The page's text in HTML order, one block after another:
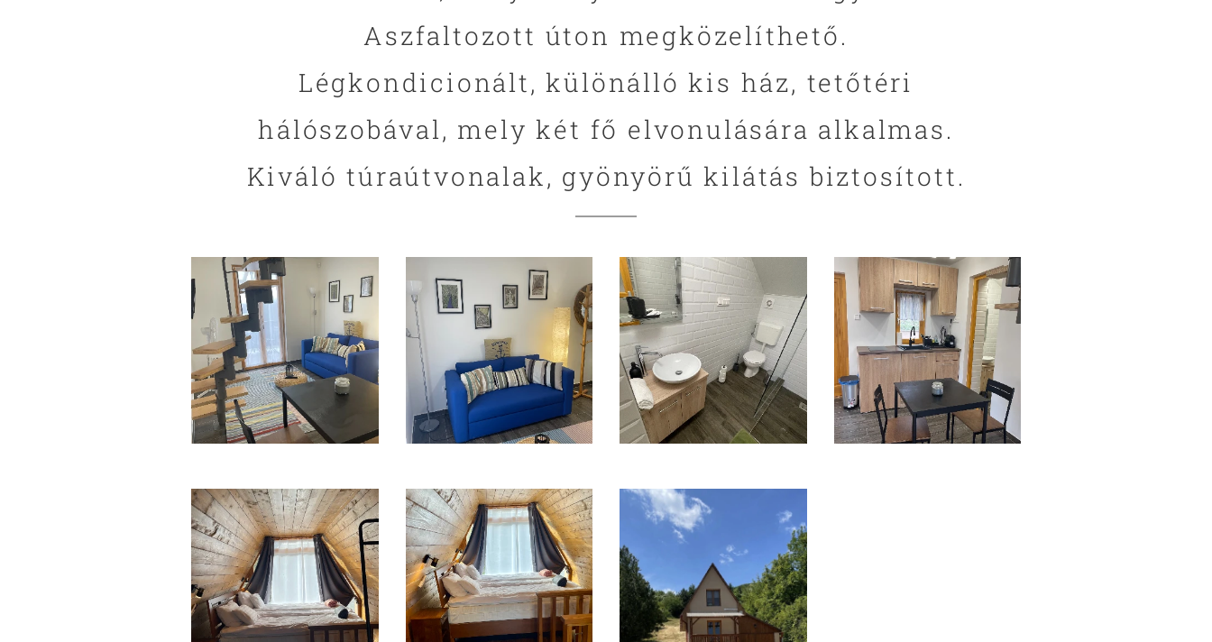
Aszfaltozott úton megközelíthető.
Légkondicionált, különálló kis ház, tetőtéri
hálószobával, mely két fő elvonulására alkalmas.
Kiváló túraútvonalak, gyönyörű kilátás biztosított.